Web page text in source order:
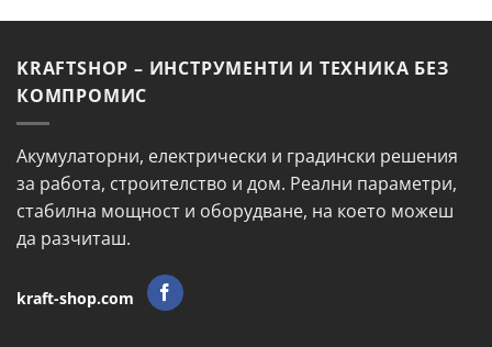
KRAFTSHOP – ИНСТРУМЕНТИ И ТЕХНИКА БЕЗ
КОМПРОМИС
Акумулаторни, електрически и градински решения
за работа, строителство и дом. Реални параметри,
стабилна мощност и оборудване, на което можеш
да разчиташ.
kraft-shop.com